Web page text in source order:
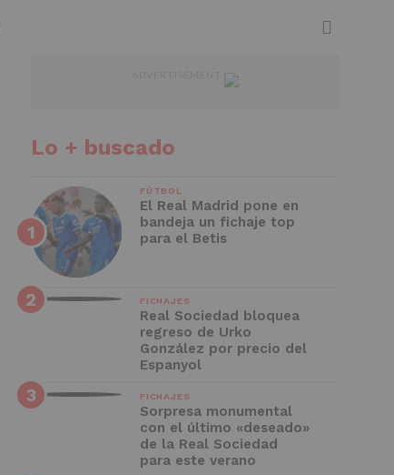
Lo + buscado
FÚTBOL
El Real Madrid pone en
bandeja un fichaje top
para el Betis
FICHAJES
Real Sociedad bloquea
regreso de Urko
González por precio del
Espanyol
FICHAJES
Sorpresa monumental
con el último «deseado»
de la Real Sociedad
para este verano